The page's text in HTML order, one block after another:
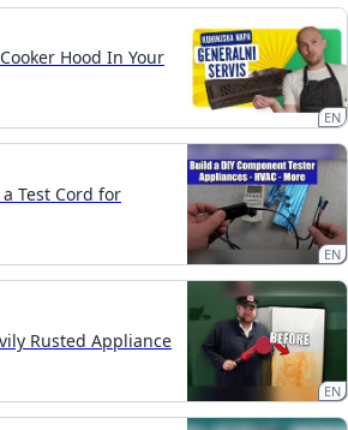
Hood In Your
EN
Test Cord for
EN
Rusted Appliance
EN